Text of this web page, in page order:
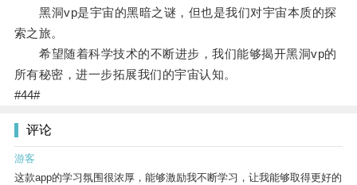
黑洞vp是宇宙的黑暗之谜，但也是我们对宇宙本质的探
索之旅。
希望随着科学技术的不断进步，我们能够揭开黑洞vp的
所有秘密，进一步拓展我们的宇宙认知。
#44#
评论
游客
这款app的学习氛围很浓厚，能够激励我不断学习，让我能够取得更好的